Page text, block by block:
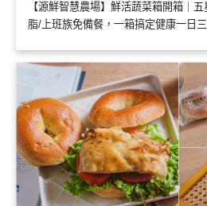
【源鮮智慧農場】鮮活蔬菜箱開箱｜
脂/上班族免備餐，一箱搞定健康一日